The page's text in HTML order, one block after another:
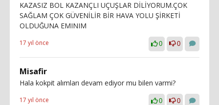
KAZASIZ BOL KAZANÇLI UÇUŞLAR DİLİYORUM.ÇOK
SAĞLAM ÇOK GÜVENİLİR BİR HAVA YOLU ŞİRKETİ
OLDUĞUNA EMINIM
17 yıl önce 0 0
Misafir
Hala kokpit alımları devam ediyor mu bilen varmi?
17 yıl önce 0 0